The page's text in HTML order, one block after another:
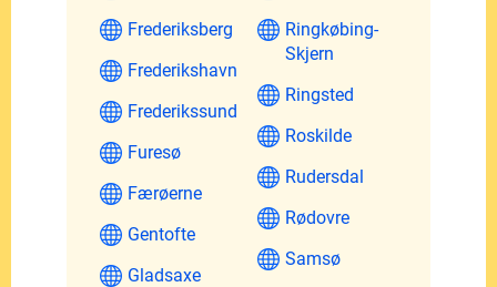
Frederiksberg
Frederikshavn
Frederikssund
Furesø
Færøerne
Gentofte
Gladsaxe
Ringkøbing-
Skjern
Ringsted
Roskilde
Rudersdal
Rødovre
Samsø